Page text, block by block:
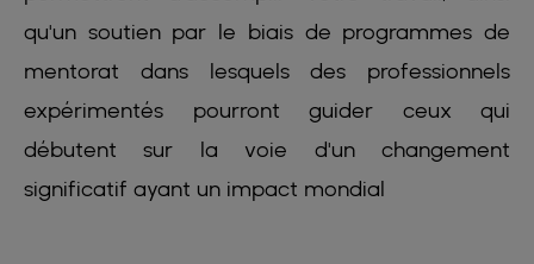
qu'un soutien par le biais de programmes de
mentorat dans lesquels des professionnels
expérimentés pourront guider ceux qui
débutent sur la voie d'un changement
significatif ayant un impact mondial